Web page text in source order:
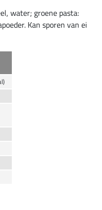
water; groene pasta:
Kan sporen van ei